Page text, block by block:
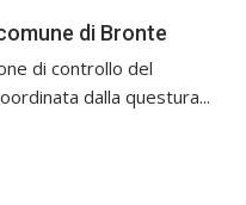
di Bronte
di controllo del
dalla questura...